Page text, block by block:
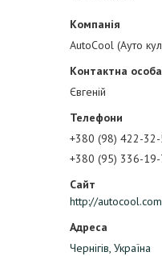
AutoCool (Ауто
Євгеній
+380 (98) 422-32-
+380 (95) 336-
http://
Чернігів, Україна